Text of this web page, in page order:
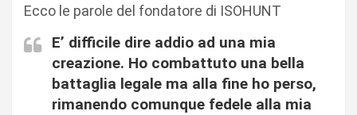
Ecco le parole del fondatore di ISOHUNT
E’ difficile dire addio ad una mia
creazione. Ho combattuto una bella
battaglia legale ma alla fine ho perso,
rimanendo comunque fedele alla mia